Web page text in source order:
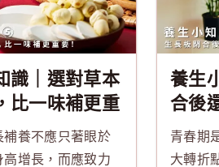
識｜選對草本
比一味補更重
補養不應只著眼於
高增長，而應致力
養生
合後
骨湯
青春期
大轉折